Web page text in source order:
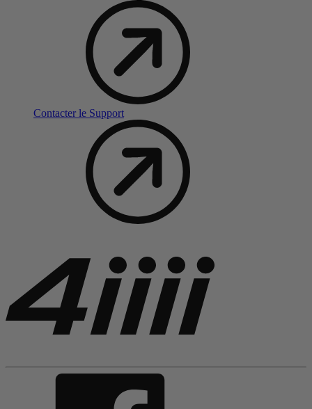
Contacter le Support